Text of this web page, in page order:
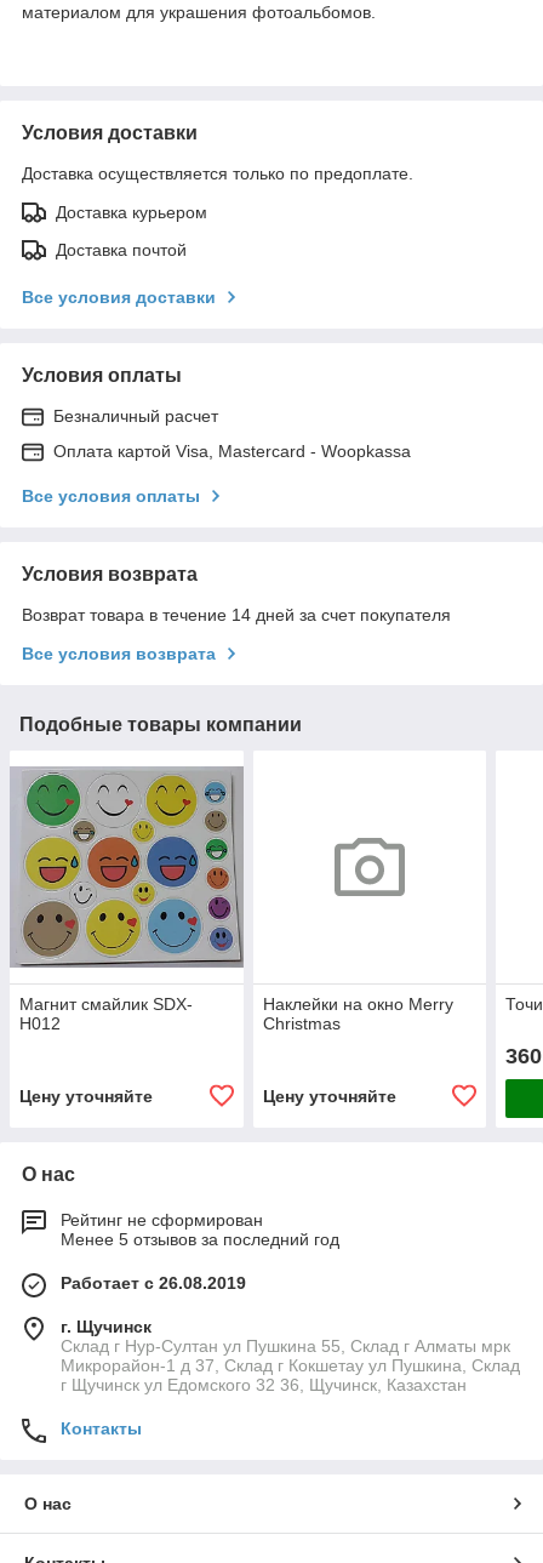
материалом для украшения фотоальбомов.
Условия доставки
Доставка осуществляется только по предоплате.
Доставка курьером
Доставка почтой
Все условия доставки
Условия оплаты
Безналичный расчет
Оплата картой Visa, Mastercard - Woopkassa
Все условия оплаты
Условия возврата
Возврат товара в течение 14 дней за счет покупателя
Все условия возврата
Подобные товары компании
Магнит смайлик SDX-
H012
Цену уточняйте
Наклейки на окно Merry
Christmas
Цену уточняйте
360
О нас
Рейтинг не сформирован
Менее 5 отзывов за последний год
Работает с 26.08.2019
г. Щучинск
Склад г Нур-Султан ул Пушкина 55, Склад г Алматы мрк
Микрорайон-1 д 37, Склад г Кокшетау ул Пушкина, Склад
г Щучинск ул Едомского 32 36, Щучинск, Казахстан
Контакты
О нас